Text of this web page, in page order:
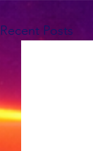
Recent Posts